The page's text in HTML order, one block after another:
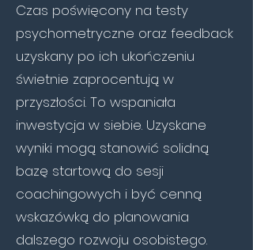
Czas poświęcony na testy
psychometryczne oraz feedback
uzyskany po ich ukończeniu
świetnie zaprocentują w
przyszłości. To wspaniała
inwestycja w siebie. Uzyskane
wyniki mogą stanowić solidną
bazę startową do sesji
coachingowych i być cenną
wskazówką do planowania
dalszego rozwoju osobistego.